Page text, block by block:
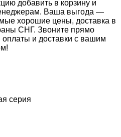
добавить в корзину и
Ваша выгода —
хорошие цены, доставка в
СНГ. Звоните прямо
оплаты и доставки с вашим
серия